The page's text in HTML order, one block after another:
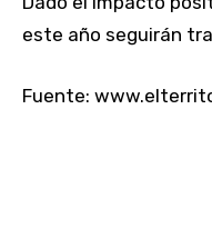
este año seguirán
Fuente: